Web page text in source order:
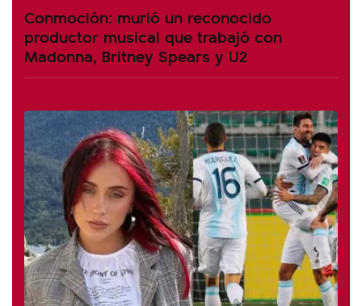
Conmoción: murió un reconocido
productor musical que trabajó con
Madonna, Britney Spears y U2